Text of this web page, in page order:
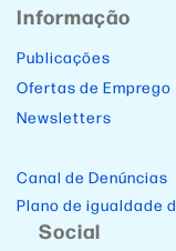
Informação
Publicações
Ofertas de Emprego
Newsletters
Canal de Denúncias
Plano de igualdade
Social